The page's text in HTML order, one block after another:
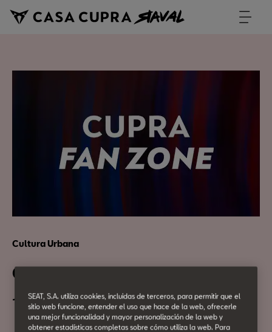
Cultura Urbana
CUPRA Fan Zone
11 de Mayo
SEAT, S.A. utiliza cookies, incluidas de terceros, para permitir que el
sitio web funcione, entender el uso que hace de la web, ofrecerle
una mejor funcionalidad y mayor personalización de la web y
obtener estadísticas completas sobre cómo utiliza la web. Para